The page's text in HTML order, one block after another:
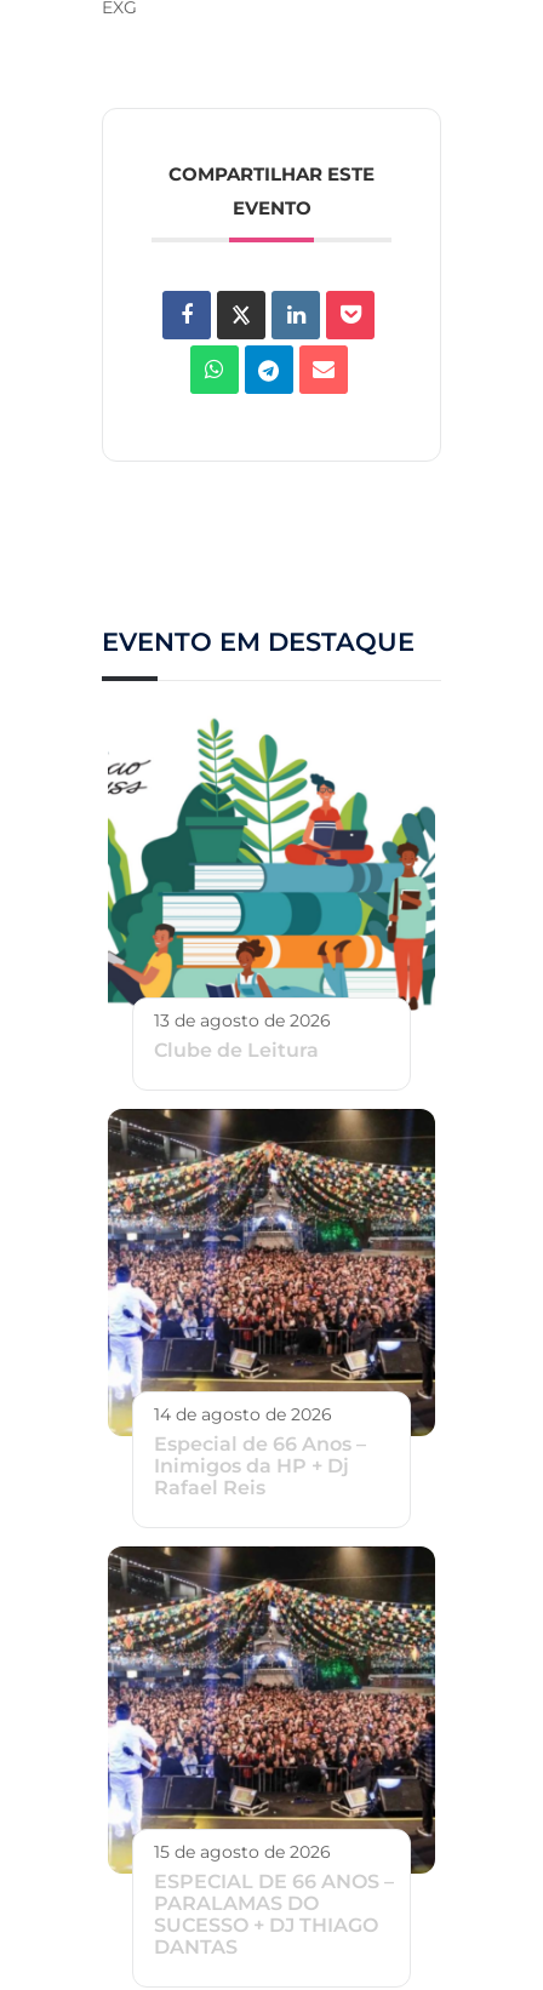
EXG
COMPARTILHAR ESTE
EVENTO
EVENTO EM DESTAQUE
13 de agosto de 2026
Clube de Leitura
14 de agosto de 2026
Especial de 66 Anos –
Inimigos da HP + Dj
Rafael Reis
15 de agosto de 2026
ESPECIAL DE 66 ANOS –
PARALAMAS DO
SUCESSO + DJ THIAGO
DANTAS